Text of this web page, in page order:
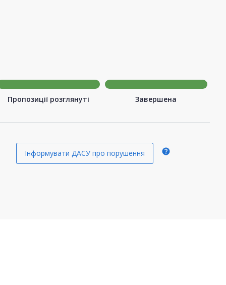
Пропозиції розглянуті Завершена
Інформувати ДАСУ про порушення help